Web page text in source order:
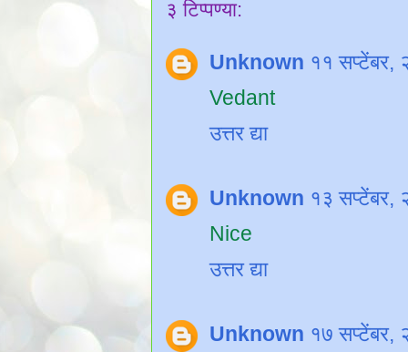
३ टिप्पण्या:
Unknown ११ सप्टेंबर,
Vedant
उत्तर द्या
Unknown १३ सप्टेंबर,
Nice
उत्तर द्या
Unknown १७ सप्टेंबर,